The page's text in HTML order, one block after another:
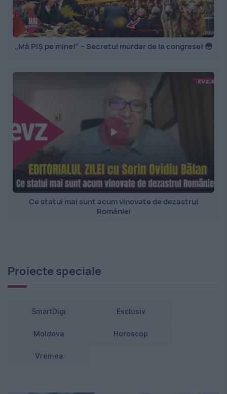
„Mă PIȘ pe mine!” – Secretul murdar de la congrese! 😳
Ce statui mai sunt acum vinovate de dezastrul
României
Proiecte speciale
SmartDigi Exclusiv
Moldova Horoscop
Vremea